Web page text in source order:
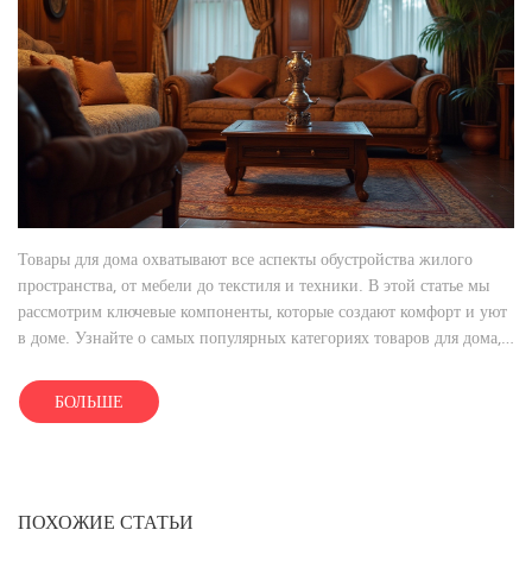
Товары для дома охватывают все аспекты обустройства жилого
пространства, от мебели до текстиля и техники. В этой статье мы
рассмотрим ключевые компоненты, которые создают комфорт и уют
в доме. Узнайте о самых популярных категориях товаров для дома,
найдите советы по выбору и уходу за домашними вещами. Будет
полезно всем, кто хочет создать гармоничную атмосферу в своем
БОЛЬШЕ
ПОХОЖИЕ СТАТЬИ